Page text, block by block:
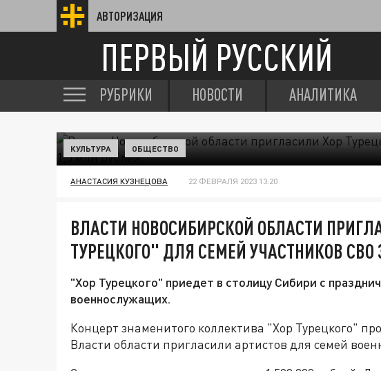
АВТОРИЗАЦИЯ
ПЕРВЫЙ РУССКИЙ
РУБРИКИ НОВОСТИ АНАЛИТИКА
КУЛЬТУРА ОБЩЕСТВО
АНАСТАСИЯ КУЗНЕЦОВА 22 ФЕВРАЛЯ 2023 13:20
ВЛАСТИ НОВОСИБИРСКОЙ ОБЛАСТИ
ТУРЕЦКОГО" ДЛЯ СЕМЕЙ УЧАСТНИКОВ СВО
"Хор Турецкого" приедет в столицу Сибири с
военнослужащих.
Концерт знаменитого коллектива "Хор Турецкого"
Власти области пригласили артистов для семей